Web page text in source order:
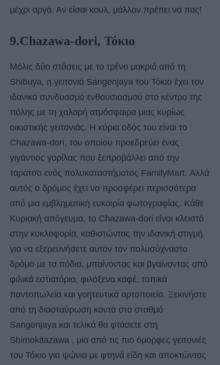
μέχρι αργά. Αν είσαι κουλ, μάλλον πρέπει να πας!
9.Chazawa-dori, Τόκιο
Μόλις δύο στάσεις με το τρένο μακριά από τη
Shibuya, η γειτονιά Sangenjaya του Τόκιο έχει τον
ιδανικό συνδυασμό ενθουσιασμού στο κέντρο της
πόλης με τη χαλαρή ατμόσφαιρα μιας κυρίως
οικιστικής γειτονιάς. Η κύρια οδός του είναι το
Chazawa-dori, του οποίου προεδρεύει ένας
γιγάντιος γορίλας που ξεπροβάλλει από την
ταράτσα ενός πολυκαταστήματος FamilyMart. Αλλά
αυτός ο δρόμος έχει να προσφέρει περισσότερα
από μια εμβληματική ευκαιρία φωτογραφίας. Κάθε
Κυριακή απόγευμα, το Chazawa-dori είναι κλειστό
στην κυκλοφορία, καθιστώντας την ιδανική στιγμή
για να εξερευνήσετε αυτόν τον πολυσύχναστο
δρόμο με τα πόδια, μπαίνοντας και βγαίνοντας από
φιλικά εστιατόρια, φιλόξενα καφέ, τοπικά
παντοπωλεία και γοητευτικά αρτοποιεία. Ξεκινήστε
από τη διασταύρωση κοντά στο σταθμό
Sangenjaya και τελικά θα φτάσετε στη
Shimokitazawa , μια από τις πιο όμορφες γειτονιές
του Τόκιο για ψώνια με φτηνά είδη και αποκτώντας